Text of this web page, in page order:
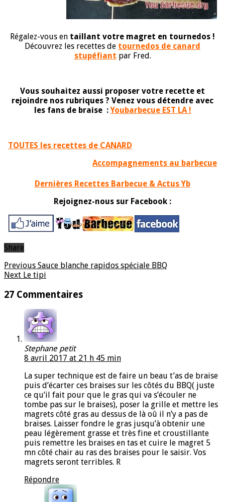
Régalez-vous en taillant votre magret en tournedos !
Découvrez les recettes de tournedos de canard
stupéfiant par Fred.
Vous souhaitez aussi proposer votre recette et
rejoindre nos rubriques ? Venez vous détendre avec
les fans de braise : Youbarbecue EST LA !
TOUTES les recettes de CANARD
Accompagnements au barbecue
Dernières Recettes Barbecue & Actus Yb
Rejoignez-nous sur Facebook :
Share
Previous Sauce blanche rapidos spéciale BBQ
Next Le tipi
27 Commentaires
Stephane petit
8 avril 2017 at 21 h 45 min
La super technique est de faire un beau t’as de braise
puis d’écarter ces braises sur les côtés du BBQ( juste
ce qu’il fait pour que le gras qui va s’écouler ne
tombe pas sur le braises), poser la grille et mettre les
magrets côté gras au dessus de là oû il n’y a pas de
braises. Laisser fondre le gras jusqu’à obtenir une
peau légèrement grasse et très fine et croustillante
puis remettre les braises en tas et cuire le magret 5
mn côté chair au ras des braises pour le saisir. Vos
magrets seront terribles. R
Répondre